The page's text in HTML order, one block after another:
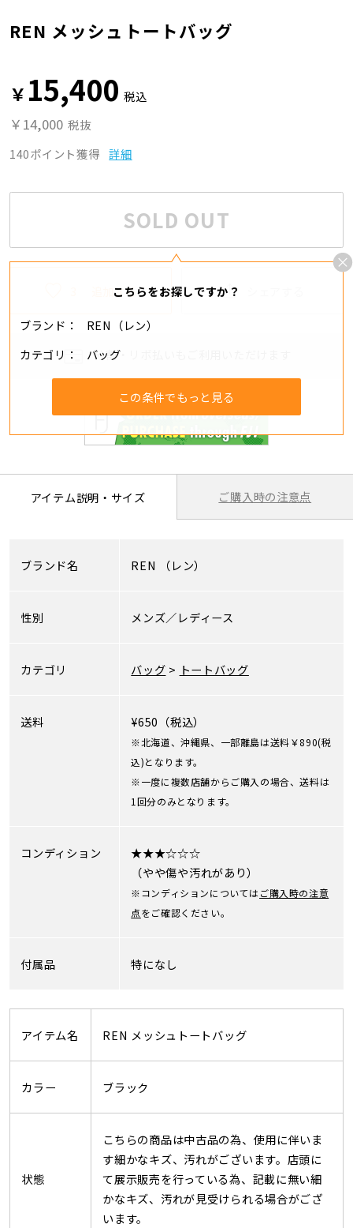
REN メッシュトートバッグ
￥ 15,400 税込
￥14,000 税抜
140ポイント獲得 詳細
SOLD OUT
こちらをお探しですか？
ブランド
REN（レン）
カテゴリ
バッグ
この条件でもっと見る
追加する
分割・リボ払いもご利用いただけます
アイテム説明・サイズ ご購入時の注意点
ブランド名 REN （レン）
性別 メンズ／レディース
カテゴリ バッグ > トートバッグ
送料 ¥650（税込）
※北海道、沖縄県、一部離島は送料￥890(税
込)となります。
※一度に複数店舗からご購入の場合、送料は
1回分のみとなります。
コンディション
★★★☆☆☆
（やや傷や汚れがあり）
※コンディションについてはご購入時の注意
点をご確認ください。
付属品 特になし
アイテム名 REN メッシュトートバッグ
カラー ブラック
状態
こちらの商品は中古品の為、使用に伴いま
す細かなキズ、汚れがございます。店頭に
て展示販売を行っている為、記載に無い細
かなキズ、汚れが見受けられる場合がござ
います。